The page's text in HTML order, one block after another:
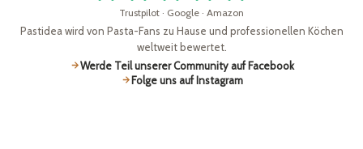
Trustpilot · Google · Amazon
Pastidea wird von Pasta-Fans zu Hause und professionellen Köchen
weltweit bewertet.
Werde Teil unserer Community auf Facebook
Folge uns auf Instagram